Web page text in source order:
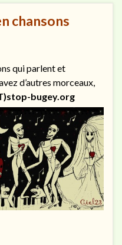
chansons
qui parlent et
d’autres morceaux,
bugey.org